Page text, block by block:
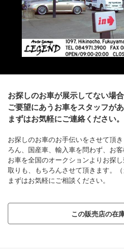
お探しのお車が展示してない場
ご要望にあうお車をスタッフが
まずはお気軽にご連絡ください。
お探しのお車のお手伝いをさせて頂
ろん、国産車、輸入車を問わず、お
お車を全国のオークションよりお探
取りも、もちろんさせて頂きます。（
まずはお気軽にご相談ください。
この販売店の在